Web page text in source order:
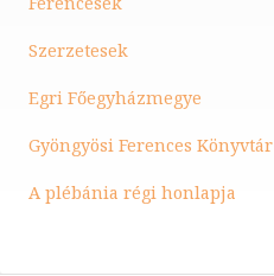
Szerzetesek
Egri Főegyházmegye
Gyöngyösi Ferences Könyvtár
A plébánia régi honlapja